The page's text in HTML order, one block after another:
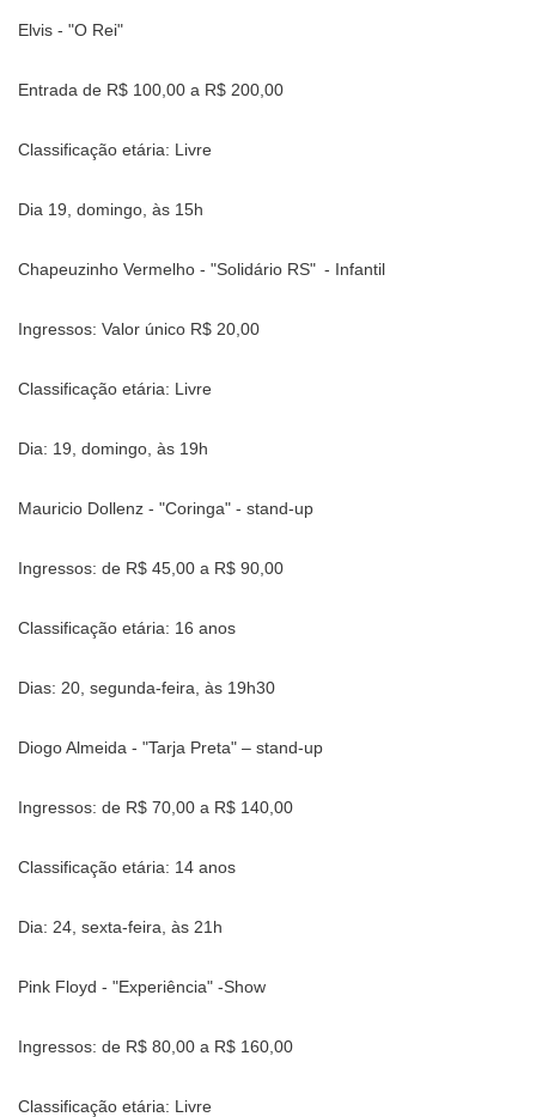
Elvis - "O Rei"
Entrada de R$ 100,00 a R$ 200,00
Classificação etária: Livre
Dia 19, domingo, às 15h
Chapeuzinho Vermelho - "Solidário RS" - Infantil
Ingressos: Valor único R$ 20,00
Classificação etária: Livre
Dia: 19, domingo, às 19h
Mauricio Dollenz - "Coringa" - stand-up
Ingressos: de R$ 45,00 a R$ 90,00
Classificação etária: 16 anos
Dias: 20, segunda-feira, às 19h30
Diogo Almeida - "Tarja Preta" – stand-up
Ingressos: de R$ 70,00 a R$ 140,00
Classificação etária: 14 anos
Dia: 24, sexta-feira, às 21h
Pink Floyd - "Experiência" -Show
Ingressos: de R$ 80,00 a R$ 160,00
Classificação etária: Livre